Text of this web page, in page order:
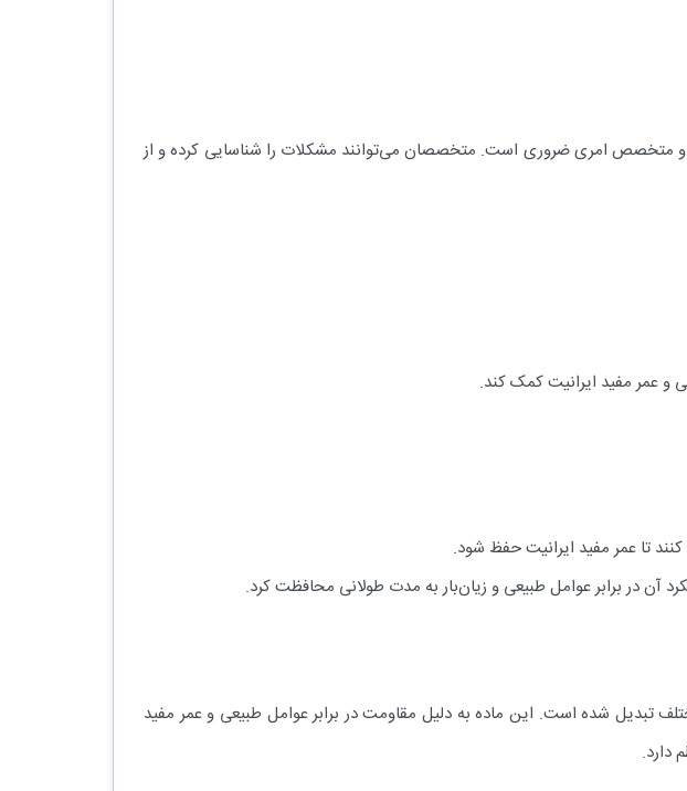
و متخصص امری ضروری است. متخصصان می‌توانند مشکلات را شناسایی کرده و از
و عمر مفید ایرانیت کمک کند.
کنند تا عمر مفید ایرانیت حفظ شود.
آن در برابر عوامل طبیعی و زیان‌بار به مدت طولانی محافظت کرد.
تبدیل شده است. این ماده به دلیل مقاومت در برابر عوامل طبیعی و عمر مفید
دارد.